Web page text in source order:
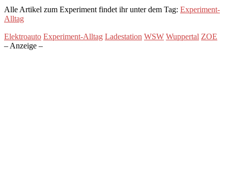
Alle Artikel zum Experiment findet ihr unter dem Tag: Experiment-
Alltag
Elektroauto Experiment-Alltag Ladestation WSW Wuppertal ZOE
– Anzeige –